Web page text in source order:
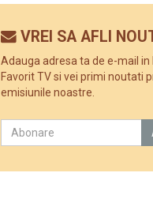
VREI SA AFLI
Adauga adresa ta de e-mail
Favorit TV si vei primi noutati
emisiunile noastre.